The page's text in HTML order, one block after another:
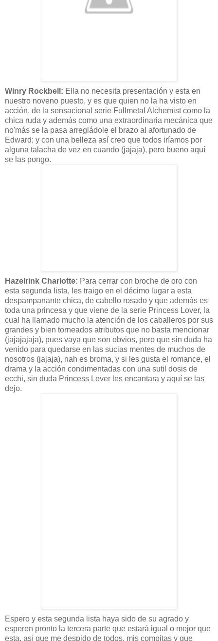
Winry Rockbell : Ella no necesita presentación y esta en
nuestro noveno puesto, y es que quien no la ha visto en
acción, de la sensacional serie Fullmetal Alchemistcomo la
chica ruda y además como una extraordinaria mecánica que
no'más se la pasa arregládole el brazo al afortunado de
Edward; y con una belleza así creo que todos iríamos por
alguna talacha de vez en cuando (jajaja), pero bueno aquí
se las pongo.
Hazelrink Charlotte: Para cerrar con broche de oro con
esta segunda lista, les traigo en el décimo lugar a esta
despampanante chica, de cabello rosado y que además es
toda una princesa y que viene de la serie Princess Lover, la
cual ha llamado mucho la atención de los caballeros por sus
grandes y bien torneados atributos que no basta mencionar
(jajajajaja), pues vaya que son obvios, pero que sin duda ha
venido para quedarse en las sucias mentes de muchos de
nosotros (jajaja), nah es broma, y si les gusta el romance, el
drama y la acción condimentadas con una sutil dosis de
ecchi, sin duda Princess Lover les encantara y aquí se las
dejo.
Espero y esta segunda lista haya sido de su agrado y
esperen pronto la tercera parte que estará igual o mejor que
esta, así que me despido de todos, mis compitas y que